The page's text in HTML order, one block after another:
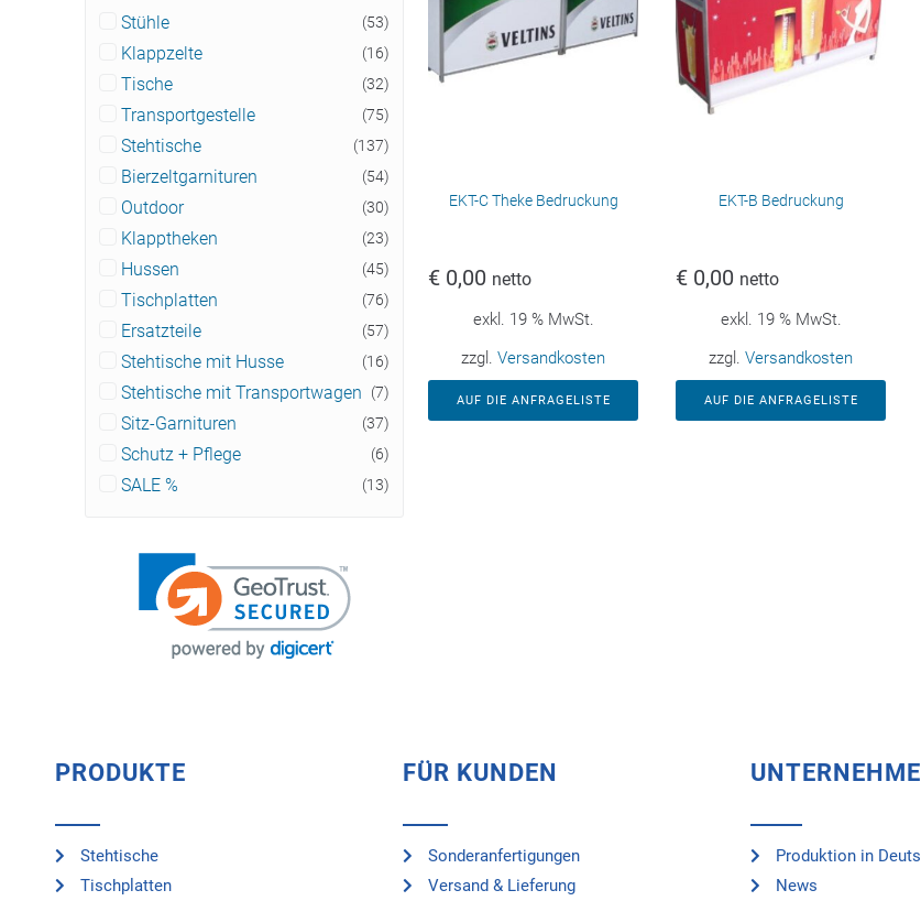
EKT-C Theke Bedruckung
€ 0,00 netto
exkl. 19 % MwSt.
zzgl. Versandkosten
AUF DIE ANFRAGELISTE
EKT-B Bedruckung
€ 0,00 netto
exkl. 19 % MwSt.
zzgl. Versandkosten
AUF DIE ANFRAGELISTE
Stühle (53)
Klappzelte (16)
Tische (32)
Transportgestelle (75)
Stehtische (137)
Bierzeltgarnituren (54)
Outdoor (30)
Klapptheken (23)
Hussen (45)
Tischplatten (76)
Ersatzteile (57)
Stehtische mit Husse (16)
Stehtische mit Transportwagen (7)
Sitz-Garnituren (37)
Schutz + Pflege (6)
SALE % (13)
PRODUKTE
Stehtische
Tischplatten
FÜR KUNDEN
Sonderanfertigungen
Versand & Lieferung
Produktion in
News